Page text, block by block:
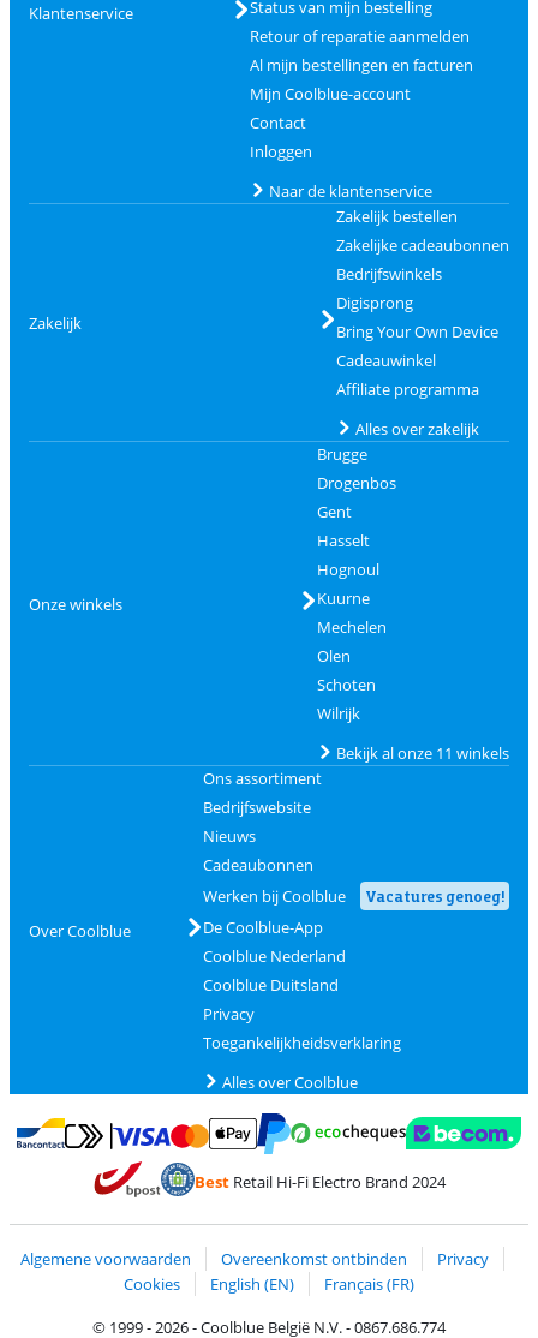
Klantenservice
Status van mijn bestelling
Retour of reparatie aanmelden
Al mijn bestellingen en facturen
Mijn Coolblue-account
Contact
Inloggen
Naar de klantenservice
Zakelijk
Zakelijk bestellen
Zakelijke cadeaubonnen
Bedrijfswinkels
Digisprong
Bring Your Own Device
Cadeauwinkel
Affiliate programma
Alles over zakelijk
Onze winkels
Brugge
Drogenbos
Gent
Hasselt
Hognoul
Kuurne
Mechelen
Olen
Schoten
Wilrijk
Bekijk al onze 11 winkels
Over Coolblue
Ons assortiment
Bedrijfswebsite
Nieuws
Cadeaubonnen
Werken bij Coolblue
Vacatures genoeg!
De Coolblue-App
Coolblue Nederland
Coolblue Duitsland
Privacy
Toegankelijkheidsverklaring
Alles over Coolblue
Betalen met Bancontact
Betalen met MasterCard en Visa via ClickToPay
Betalen met PayPal
BestRetail Hi-Fi Electro Brand 2024
Algemene voorwaarden Overeenkomst ontbinden
Privacy
Cookies
English (EN)
Français (FR)
© 1999 - 2026 - Coolblue België N.V. - 0867.686.774